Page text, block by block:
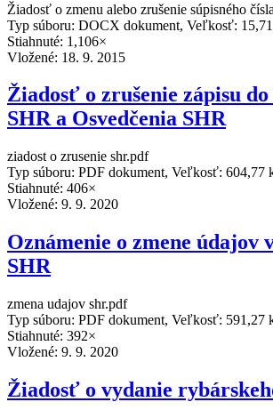
Žiadosť o zmenu alebo zrušenie súpisného
Typ súboru: DOCX dokument, Veľkosť:
Stiahnuté: 1,106×
Vložené: 18. 9. 2015
Žiadosť o zrušenie zápisu
SHR a Osvedčenia SHR
ziadost o zrusenie shr.pdf
Typ súboru: PDF dokument, Veľkosť: 604,77
Stiahnuté: 406×
Vložené: 9. 9. 2020
Oznámenie o zmene údajov
SHR
zmena udajov shr.pdf
Typ súboru: PDF dokument, Veľkosť: 591,27
Stiahnuté: 392×
Vložené: 9. 9. 2020
Žiadosť o vydanie